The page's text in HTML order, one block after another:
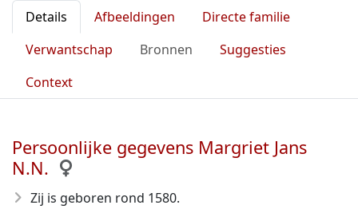
Details Afbeeldingen
Directe familie
Verwantschap
Bronnen
Suggesties
Context
Persoonlijke gegevens Margriet Jans
N.N.
Zij is geboren rond 1580.